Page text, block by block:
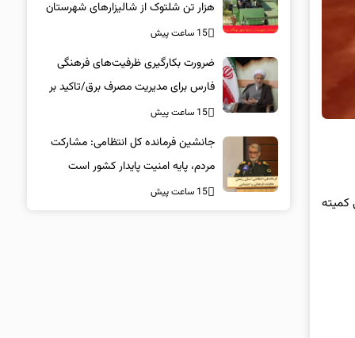
کمیته
هزار تن شلتوک از شالیزارهای شهرستان
15 ساعت پیش
ضرورت بکارگیری ظرفیت‌های فرهنگی
فارس برای مدیریت مصرف برق/تاکید بر
همراهی همگانی در پویش ۲۵ درجه
15 ساعت پیش
جانشین فرمانده کل انتظامی: مشارکت
مردم، پایه امنیت پایدار کشور است
15 ساعت پیش